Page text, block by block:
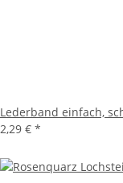
Lederband einfach,
2,29 € *